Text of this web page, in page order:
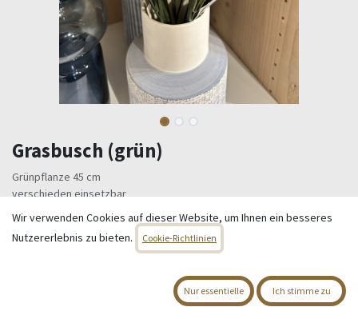
Grasbusch (grün)
Grünpflanze 45 cm
verschieden einsetzbar
4,95€ Alle Preise inkl. MwSt.zzgl. Versandkosten
IN DEN WARENKORB
Wir verwenden Cookies auf dieser Website, um Ihnen ein besseres
Nutzererlebnis zu bieten.
Cookie-Richtlinien
Nur essentielle Ich stimme zu